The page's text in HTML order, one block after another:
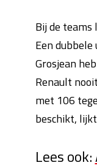
Bij de teams
Een
Grosjean
Renault
met 106
beschikt,
Lees ook: